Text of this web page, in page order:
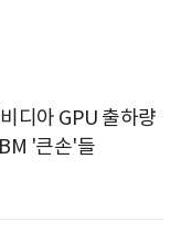
디아 GPU 출하량
'큰손'들